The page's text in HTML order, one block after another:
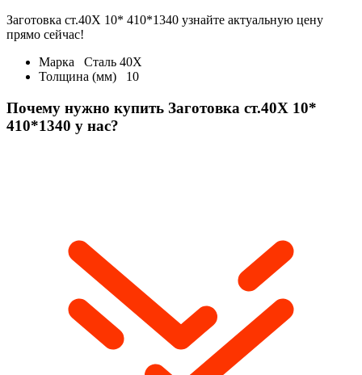
Заготовка ст.40Х 10* 410*1340 узнайте актуальную цену
прямо сейчас!
Марка
Сталь 40Х
Толщина (мм)
10
Почему нужно купить Заготовка ст.40Х 10*
410*1340 у нас?